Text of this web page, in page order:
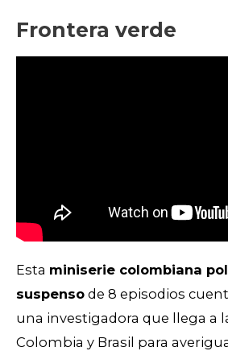
Frontera verde
Esta miniserie colombiana
suspenso de 8 episodios
una investigadora que llega a
Colombia y Brasil para